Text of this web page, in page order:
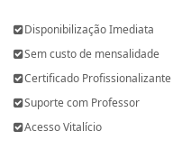
Disponibilização Imediata
Sem custo de mensalidade
Certificado Profissionalizante
Suporte com Professor
Acesso Vitalício